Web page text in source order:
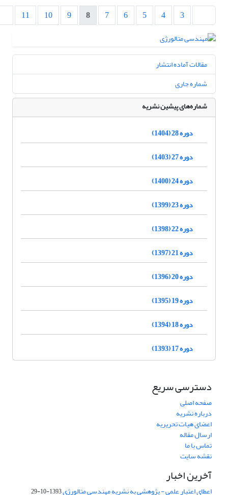
3
4
5
6
7
8
9
10
11
مقالات آماده انتشار
شماره جاری
شماره‌های پیشین نشریه
دوره 28 (1404)
دوره 27 (1403)
دوره 24 (1400)
دوره 23 (1399)
دوره 22 (1398)
دوره 21 (1397)
دوره 20 (1396)
دوره 19 (1395)
دوره 18 (1394)
دوره 17 (1393)
دسترسی سریع
صفحه اصلی
درباره نشریه
اعضای هیات تحریریه
ارسال مقاله
تماس با ما
نقشه سایت
آخرین اخبار
اعطای اعتبار علمی - پژوهشی به نشریه مهندسی متالورژی1393-10-29